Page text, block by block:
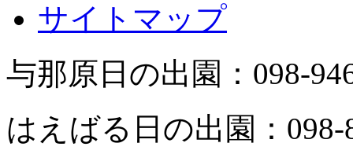
サイトマップ
与那原日の出園： 098-
はえばる日の出園： 098-